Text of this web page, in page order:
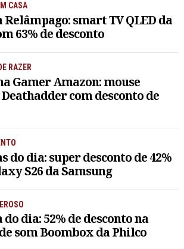
CASA
smart TV QLED da
63% de desconto
RAZER
Gamer Amazon: mouse
com desconto de
do dia: super desconto de 42%
S26 da Samsung
dia: 52% de desconto na
som Boombox da Philco